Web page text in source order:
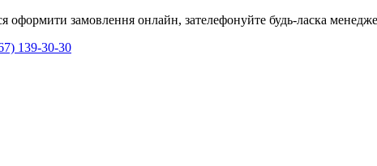
оформити замовлення онлайн, зателефонуйте будь-ласка
139-30-30